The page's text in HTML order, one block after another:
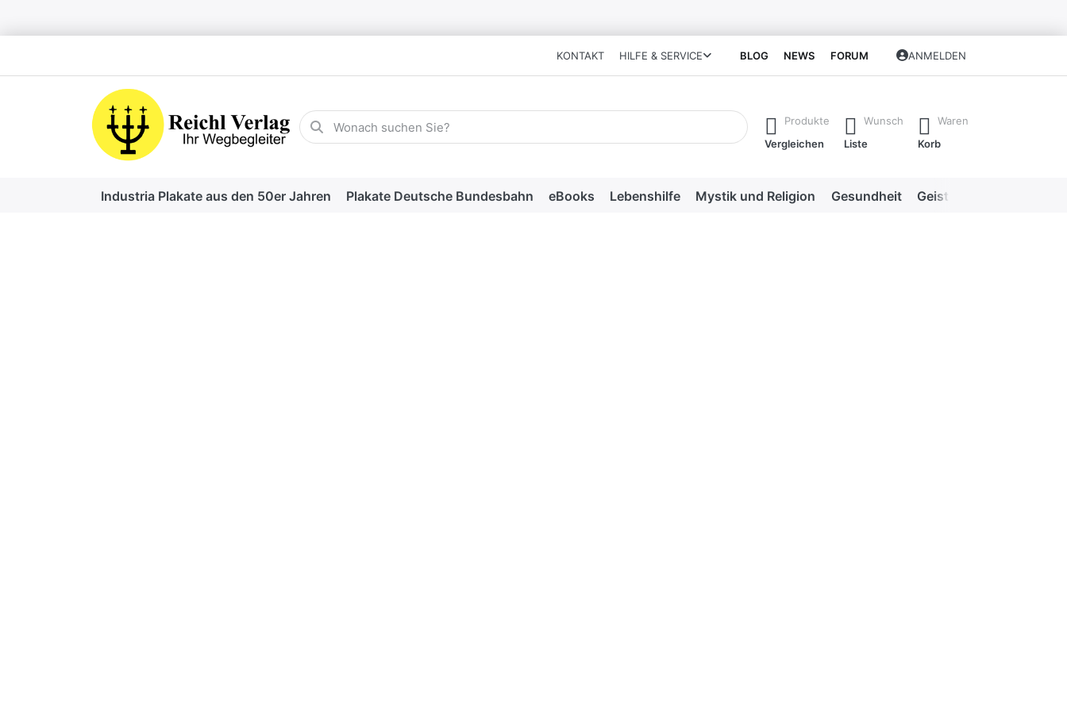
KONTAKT HILFE & SERVICE BLOG NEWS FORUM ANMELDEN
Geben Sie einen Suchbegriff ein. Während Sie tippen, erscheinen automatisch erste Ergebnisse. Drücken Sie die Eingabetaste, um alle
Produkte
Vergleichen
Wunsch
Liste
Waren
Korb
Industria Plakate aus den 50er Jahren Plakate Deutsche Bundesbahn eBooks Lebenshilfe Mystik und Religion Gesundheit Geistige Heilweisen